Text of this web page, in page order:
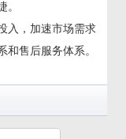
。
入，加速市场需求
和售后服务体系。